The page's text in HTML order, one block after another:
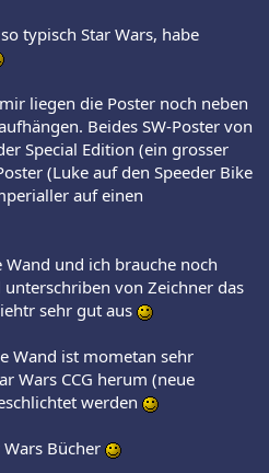
typisch Star Wars, habe
liegen die Poster noch neben
Beides SW-Poster von
Special Edition (ein grosser
(Luke auf den Speeder Bike
auf einen
und ich brauche noch
von Zeichner das
sehr gut aus
Wand ist mometan sehr
Wars CCG herum (neue
werden
Bücher